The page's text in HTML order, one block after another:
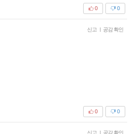
0
0
신고 | 공감 확인
0
0
신고 | 공감 확인